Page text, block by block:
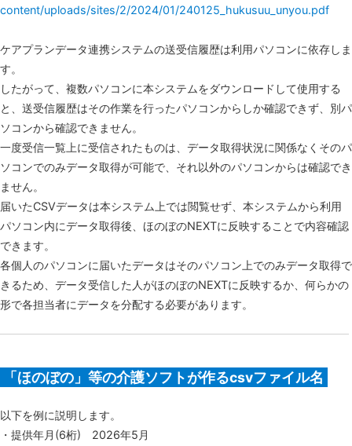
content/uploads/sites/2/2024/01/240125_hukusuu_unyou.pdf
ケアプランデータ連携システムの送受信履歴は利用パソコンに依存しま
す。
したがって、複数パソコンに本システムをダウンロードして使用する
と、送受信履歴はその作業を行ったパソコンからしか確認できず、別パ
ソコンから確認できません。
一度受信一覧上に受信されたものは、データ取得状況に関係なくそのパ
ソコンでのみデータ取得が可能で、それ以外のパソコンからは確認でき
ません。
届いたCSVデータは本システム上では閲覧せず、本システムから利用
パソコン内にデータ取得後、ほのぼのNEXTに反映することで内容確認
できます。
各個人のパソコンに届いたデータはそのパソコン上でのみデータ取得で
きるため、データ受信した人がほのぼのNEXTに反映するか、何らかの
形で各担当者にデータを分配する必要があります。
「ほのぼの」等の介護ソフトが作るcsvファイル名
以下を例に説明します。
・提供年月(6桁) 2026年5月